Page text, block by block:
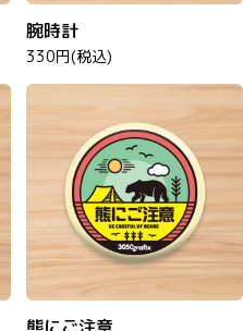
腕時計
330円(税込)